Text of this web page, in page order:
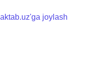
joylash